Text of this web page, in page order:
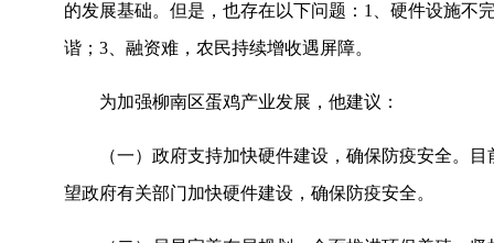
的发展基础。但是，也存在以下问题： 1
、硬件设施不
谐； 3 、融资难，农民持续增收遇屏障。
为加强柳南区蛋鸡产业发展，他建议：
（一）政府支持加快硬件建设，确保防疫安全。目
望政府有关部门加快硬件建设，确保防疫安全。